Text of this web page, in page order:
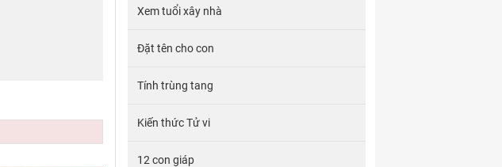
Xem tuổi xây nhà
Đặt tên cho con
Tính trùng tang
Kiến thức Tử vi
12 con giáp